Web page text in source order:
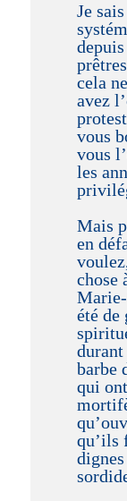
Je
depuis
cela
avez
vous
vous
les
Mais
en
chose
été de
durant
barbe
qui
qu’ils